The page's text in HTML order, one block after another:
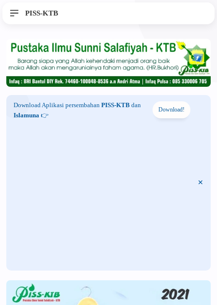
PISS-KTB
Download Aplikasi persembahan PISS-KTB dan
Islamuna 👉
Download!